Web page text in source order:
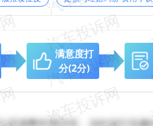
满意度打
分(2分)